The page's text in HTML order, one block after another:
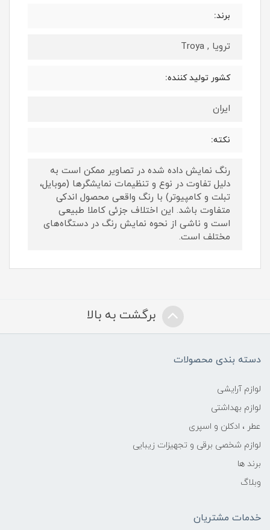
برند:
ترویا , Troya
کشور تولید کننده:
ایران
نکته:
رنگ نمایش داده‌ شده در تصاویر ممکن است به
دلیل تفاوت در نوع و تنظیمات نمایشگرها (موبایل،
تبلت و کامپیوتر) با رنگ واقعی محصول اندکی
متفاوت باشد. این اختلاف جزئی کاملا طبیعی
است و ناشی از نحوه نمایش رنگ در دستگاه‌های
مختلف است.
برگشت به بالا
دسته بندی محصولات
لوازم آرایشی
لوازم بهداشتی
عطر ، ادکلن و اسپری
لوازم شخصی برقی و تجهیزات زیبایی
برند ها
وبلاگ
خدمات مشتریان